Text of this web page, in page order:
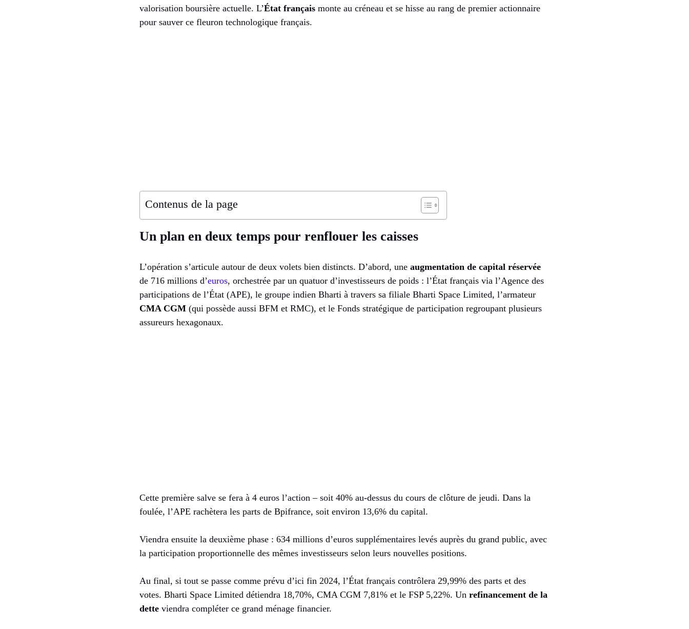
valorisation boursière actuelle. L’État français monte au créneau et se hisse au rang de premier actionnaire
pour sauver ce fleuron technologique français.
Contenus de la page
Un plan en deux temps pour renflouer les caisses
L’opération s’articule autour de deux volets bien distincts. D’abord, une augmentation de capital réservée
de 716 millions d’euros, orchestrée par un quatuor d’investisseurs de poids : l’État français via l’Agence des
participations de l’État (APE), le groupe indien Bharti à travers sa filiale Bharti Space Limited, l’armateur
CMA CGM (qui possède aussi BFM et RMC), et le Fonds stratégique de participation regroupant plusieurs
assureurs hexagonaux.
Cette première salve se fera à 4 euros l’action – soit 40% au-dessus du cours de clôture de jeudi. Dans la
foulée, l’APE rachètera les parts de Bpifrance, soit environ 13,6% du capital.
Viendra ensuite la deuxième phase : 634 millions d’euros supplémentaires levés auprès du grand public, avec
la participation proportionnelle des mêmes investisseurs selon leurs nouvelles positions.
Au final, si tout se passe comme prévu d’ici fin 2024, l’État français contrôlera 29,99% des parts et des
votes. Bharti Space Limited détiendra 18,70%, CMA CGM 7,81% et le FSP 5,22%. Un refinancement de la
dette viendra compléter ce grand ménage financier.